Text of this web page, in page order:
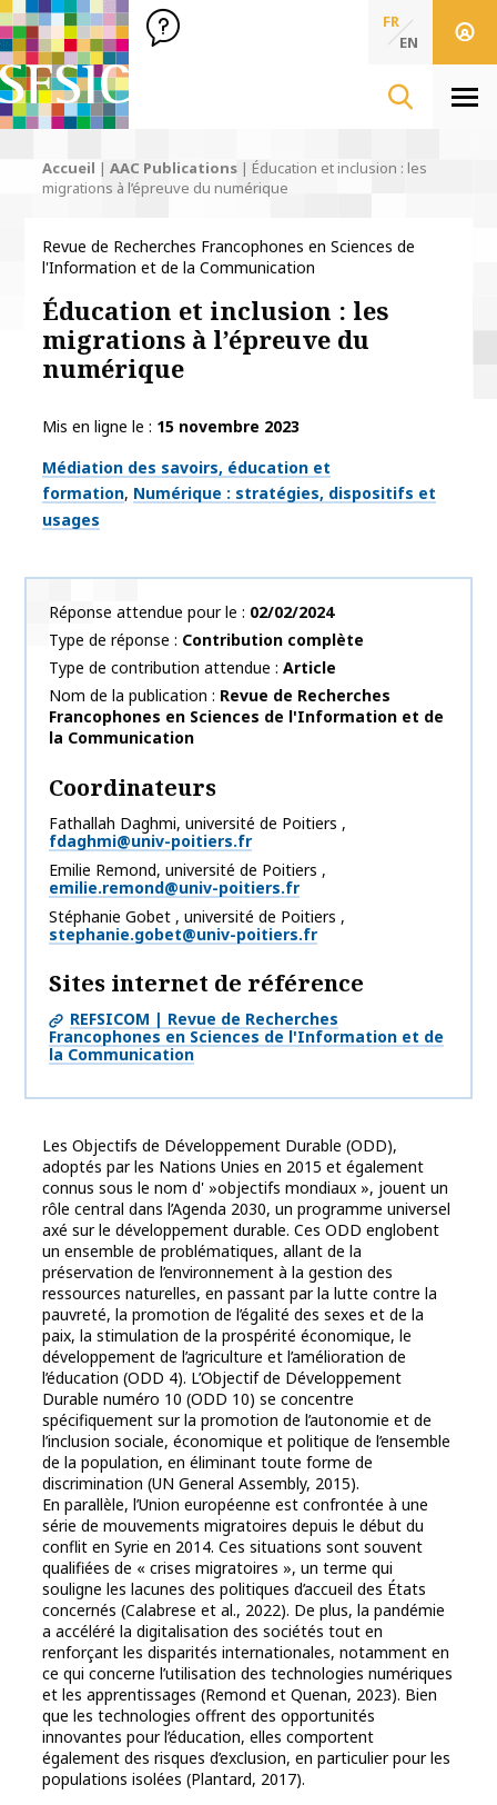
SFSIC Société Française des Sciences de l'Information & de
Société Française des Sciences
de l'Information
FR
EN
Accueil | AAC Publications | Éducation et inclusion : les
migrations à l’épreuve du numérique
Revue de Recherches Francophones en Sciences de
l'Information et de la Communication
Éducation et inclusion : les
migrations à l’épreuve du
numérique
Mis en ligne le
15 novembre 2023
Thématiques
Médiation des savoirs, éducation et
formation Numérique : stratégies, dispositifs et
usages
Réponse attendue pour le
02/02/2024
Type de réponse
Contribution complète
Type de contribution attendue
Article
Nom de la publication
Revue de Recherches
Francophones en Sciences de l'Information et de
la Communication
Coordinateurs
Fathallah Daghmi, université de Poitiers ,
fdaghmi@univ-poitiers.fr
Emilie Remond, université de Poitiers ,
emilie.remond@univ-poitiers.fr
Stéphanie Gobet , université de Poitiers ,
stephanie.gobet@univ-poitiers.fr
Sites internet de référence
REFSICOM | Revue de Recherches
Francophones en Sciences de l'Information et de
la Communication
Les Objectifs de Développement Durable (ODD),
adoptés par les Nations Unies en 2015 et également
connus sous le nom d' »objectifs mondiaux », jouent un
rôle central dans l’Agenda 2030, un programme universel
axé sur le développement durable. Ces ODD englobent
un ensemble de problématiques, allant de la
préservation de l’environnement à la gestion des
ressources naturelles, en passant par la lutte contre la
pauvreté, la promotion de l’égalité des sexes et de la
paix, la stimulation de la prospérité économique, le
développement de l’agriculture et l’amélioration de
l’éducation (ODD 4). L’Objectif de Développement
Durable numéro 10 (ODD 10) se concentre
spécifiquement sur la promotion de l’autonomie et de
l’inclusion sociale, économique et politique de l’ensemble
de la population, en éliminant toute forme de
discrimination (UN General Assembly, 2015).
En parallèle, l’Union européenne est confrontée à une
série de mouvements migratoires depuis le début du
conflit en Syrie en 2014. Ces situations sont souvent
qualifiées de « crises migratoires », un terme qui
souligne les lacunes des politiques d’accueil des États
concernés (Calabrese et al., 2022). De plus, la pandémie
a accéléré la digitalisation des sociétés tout en
renforçant les disparités internationales, notamment en
ce qui concerne l’utilisation des technologies numériques
et les apprentissages (Remond et Quenan, 2023). Bien
que les technologies offrent des opportunités
innovantes pour l’éducation, elles comportent
également des risques d’exclusion, en particulier pour les
populations isolées (Plantard, 2017).